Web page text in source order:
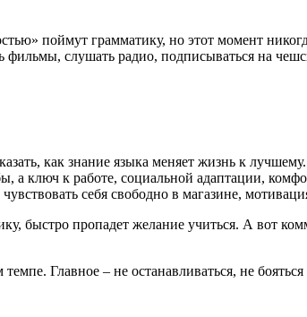
поймут грамматику, но этот момент
слушать радио, подписываться на
как знание языка меняет жизнь к
ключ к работе, социальной адаптации,
себя свободно в магазине,
быстро пропадет желание учиться. А вот
Главное – не останавливаться, не